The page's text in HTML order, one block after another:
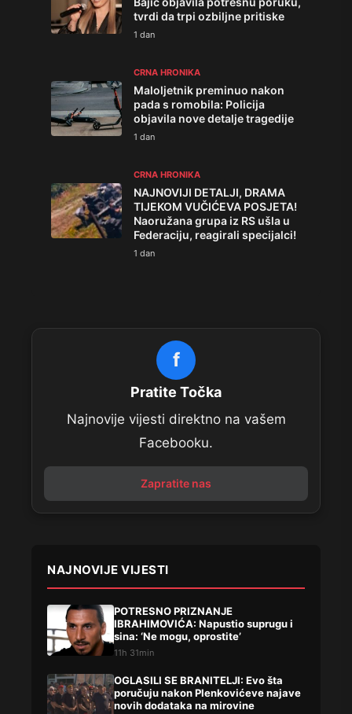
tvrdi da trpi ozbiljne pritiske
1 dan
CRNA HRONIKA
Maloljetnik preminuo nakon
pada s romobila: Policija
objavila nove detalje tragedije
1 dan
CRNA HRONIKA
NAJNOVIJI DETALJI, DRAMA
TIJEKOM VUČIĆEVA POSJETA!
Naoružana grupa iz RS ušla u
Federaciju, reagirali specijalci!
1 dan
f
Pratite Točka
Najnovije vijesti direktno na vašem
Facebooku.
Zapratite nas
NAJNOVIJE VIJESTI
POTRESNO PRIZNANJE
IBRAHIMOVIĆA: Napustio suprugu i
sina: ‘Ne mogu, oprostite’
11h 31min
OGLASILI SE BRANITELJI: Evo šta
poručuju nakon Plenkovićeve najave
novih dodataka na mirovine